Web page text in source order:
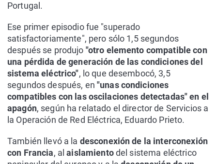
Portugal.
Ese primer episodio fue "superado
satisfactoriamente", pero sólo 1,5 segundos
después se produjo "otro elemento compatible con
una pérdida de generación de las condiciones del
sistema eléctrico", lo que desembocó, 3,5
segundos después, en "unas condiciones
compatibles con las oscilaciones detectadas" en el
apagón, según ha relatado el director de Servicios a
la Operación de Red Eléctrica, Eduardo Prieto.
También llevó a la desconexión de la interconexión
con Francia, alaislamientodel sistema eléctrico